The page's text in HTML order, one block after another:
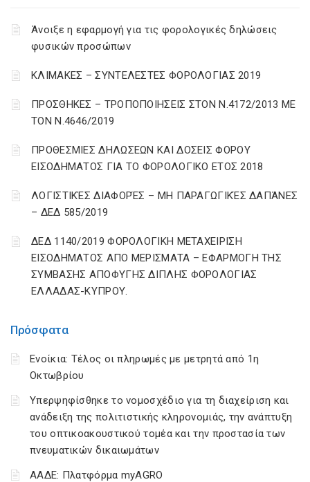
Πρόσφατα
Ενοίκια: Τέλος οι πληρωμές με μετρητά από 1η
Οκτωβρίου
Υπερψηφίσθηκε το νομοσχέδιο για τη διαχείριση και
ανάδειξη της πολιτιστικής κληρονομιάς, την ανάπτυξη
του οπτικοακουστικού τομέα και την προστασία των
πνευματικών δικαιωμάτων
ΑΑΔΕ: Πλατφόρμα myAGRO
Άνοιξε η εφαρμογή για τις φορολογικές δηλώσεις
φυσικών προσώπων
ΚΛΙΜΑΚΕΣ – ΣΥΝΤΕΛΕΣΤΕΣ ΦΟΡΟΛΟΓΙΑΣ 2019
ΠΡΟΣΘΗΚΕΣ – ΤΡΟΠΟΠΟΙΗΣΕΙΣ ΣΤΟΝ Ν.4172/2013 ΜΕ
ΤΟΝ Ν.4646/2019
ΠΡΟΘΕΣΜΙΕΣ ΔΗΛΩΣΕΩΝ ΚΑΙ ΔΟΣΕΙΣ ΦΟΡΟΥ
ΕΙΣΟΔΗΜΑΤΟΣ ΓΙΑ ΤΟ ΦΟΡΟΛΟΓΙΚΟ ΕΤΟΣ 2018
ΛΟΓΙΣΤΙΚΈΣ ΔΙΑΦΟΡΈΣ – ΜΗ ΠΑΡΑΓΩΓΙΚΈΣ ΔΑΠΆΝΕΣ
– ΔΕΔ 585/2019
ΔΕΔ 1140/2019 ΦΟΡΟΛΟΓΙΚΗ ΜΕΤΑΧΕΙΡΙΣΗ
ΕΙΣΟΔΗΜΑΤΟΣ ΑΠΟ ΜΕΡΙΣΜΑΤΑ – ΕΦΑΡΜΟΓΗ ΤΗΣ
ΣΥΜΒΑΣΗΣ ΑΠΟΦΥΓΗΣ ΔΙΠΛΗΣ ΦΟΡΟΛΟΓΙΑΣ
ΕΛΛΑΔΑΣ-ΚΥΠΡΟΥ.